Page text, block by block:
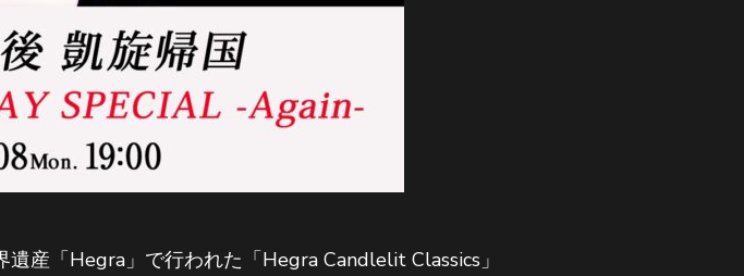
産「Hegra」で行われた「Hegra Candlelit Classics」